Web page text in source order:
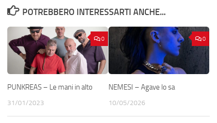
POTREBBERO INTERESSARTI ANCHE...
0
PUNKREAS – Le mani in alto
31/01/2023
0
NEMESI – Agave lo sa
10/05/2026